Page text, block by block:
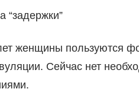
“задержки”
женщины пользуются
Сейчас нет